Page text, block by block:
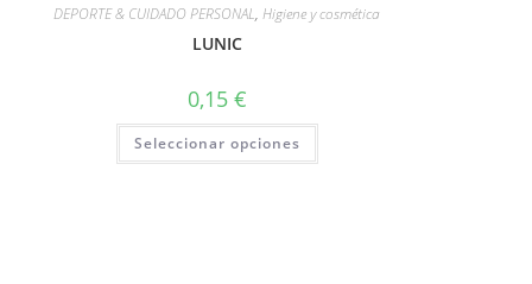
DEPORTE & CUIDADO PERSONAL,Higiene y cosmética
LUNIC
0,15 €
Seleccionar opciones